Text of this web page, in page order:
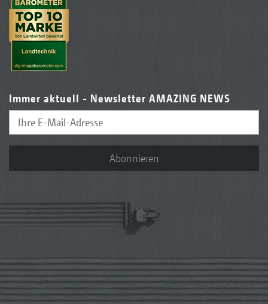
Immer aktuell - Newsletter AMAZING NEWS
Abonnieren